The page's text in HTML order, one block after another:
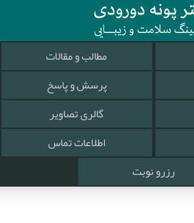
مطالب و مقالات
پرسش و پاسخ
گالری تصاویر
اطلاعات تماس
رزرو نوبت